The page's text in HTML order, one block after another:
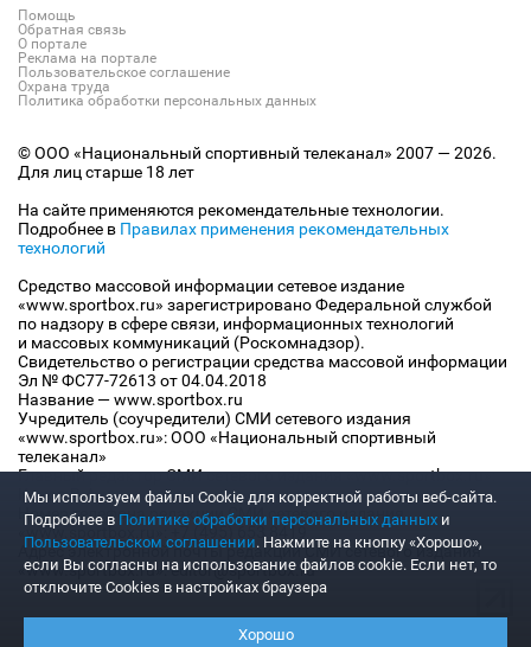
Помощь
Обратная связь
О портале
Реклама на портале
Пользовательское соглашение
Охрана труда
Политика обработки персональных данных
© ООО «Национальный спортивный телеканал» 2007 — 2026.
Для лиц старше 18 лет
На сайте применяются рекомендательные технологии.
Подробнее в Правилах применения рекомендательных
технологий
Средство массовой информации сетевое издание
«www.sportbox.ru» зарегистрировано Федеральной службой
по надзору в сфере связи, информационных технологий
и массовых коммуникаций (Роскомнадзор).
Свидетельство о регистрации средства массовой информации
Эл № ФС77-72613 от 04.04.2018
Название — www.sportbox.ru
Учредитель (соучредители) СМИ сетевого издания
«www.sportbox.ru»: ООО «Национальный спортивный
телеканал»
Главный редактор СМИ сетевого издания «www.sportbox.ru»:
Конов В.А.
Номер телефона редакции СМИ сетевого издания
«www.sportbox.ru»: +7 (495) 653 8419
Адрес электронной почты редакции СМИ сетевого издания
«www.sportbox.ru»: editor@sportbox.ru
Мы используем файлы Сookie для корректной работы веб-сайта.
Подробнее в Политике обработки персональных данных и
Пользовательском соглашении. Нажмите на кнопку «Хорошо»,
если Вы согласны на использование файлов cookie. Если нет, то
отключите Cookies в настройках браузера
Хорошо